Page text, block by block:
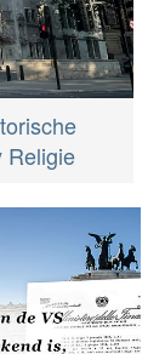
Religie